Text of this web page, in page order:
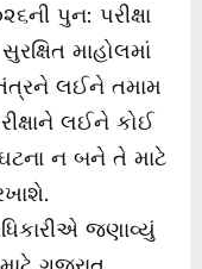
પુન: પરીક્ષા
માહોલમાં
તંત્રને લઈને તમામ
લઈને કોઈ
ન બને તે માટે
જણાવ્યું